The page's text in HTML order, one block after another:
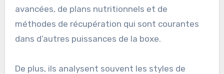
avancées, de plans nutritionnels et de
méthodes de récupération qui sont courantes
dans d’autres puissances de la boxe.
De plus, ils analysent souvent les styles de